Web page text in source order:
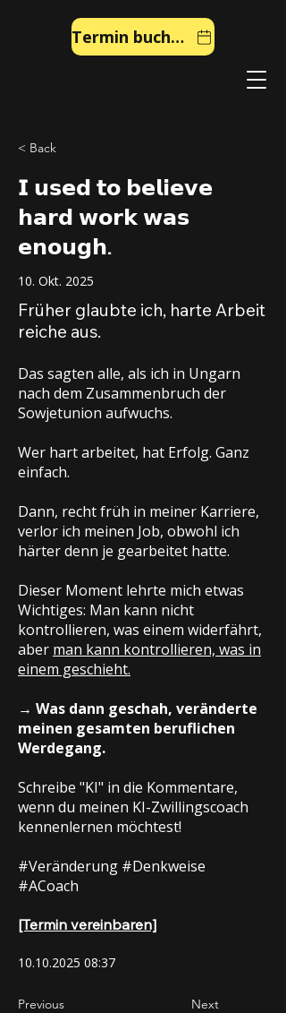
Termin buchen
< Back
𝗜 𝘂𝘀𝗲𝗱 𝘁𝗼 𝗯𝗲𝗹𝗶𝗲𝘃𝗲
𝗵𝗮𝗿𝗱 𝘄𝗼𝗿𝗸 𝘄𝗮𝘀
𝗲𝗻𝗼𝘂𝗴𝗵.
10. Okt. 2025
Früher glaubte ich, harte Arbeit
reiche aus.
Das sagten alle, als ich in Ungarn
nach dem Zusammenbruch der
Sowjetunion aufwuchs.
Wer hart arbeitet, hat Erfolg. Ganz
einfach.
Dann, recht früh in meiner Karriere,
verlor ich meinen Job, obwohl ich
härter denn je gearbeitet hatte.
Dieser Moment lehrte mich etwas
Wichtiges: Man kann nicht
kontrollieren, was einem widerfährt,
aber man kann kontrollieren, was in
einem geschieht.
→ Was dann geschah, veränderte
meinen gesamten beruflichen
Werdegang.
Schreibe "KI" in die Kommentare,
wenn du meinen KI-Zwillingscoach
kennenlernen möchtest!
#Veränderung #Denkweise
#ACoach
[Termin vereinbaren]
10.10.2025 08:37
Previous Next